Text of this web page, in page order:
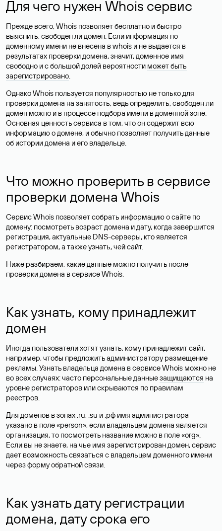
Для чего нужен Whois сервис
Прежде всего, Whois позволяет бесплатно и быстро
выяснить, свободен ли домен. Если информация по
доменному имени не внесена в whois и не выдается в
результатах проверки домена, значит, доменное имя
свободно и с большой долей вероятности может быть
зарегистрировано.
Однако Whois пользуется популярностью не только для
проверки домена на занятость, ведь определить, свободен ли
домен можно и в процессе подбора имени в доменной зоне.
Основная ценность сервиса в том, что он содержит всю
информацию о домене, и обычно позволяет получить данные
об истории домена и его владельце.
Что можно проверить в сервисе
проверки домена Whois
Сервис Whois позволяет собрать информацию о сайте по
домену: посмотреть возраст домена и дату, когда завершится
регистрация, актуальные DNS-серверы, кто является
регистратором, а также узнать, чей сайт.
Ниже разбираем, какие данные можно получить после
проверки домена в сервисе Whois.
Как узнать, кому принадлежит
домен
Иногда пользователи хотят узнать, кому принадлежит сайт,
например, чтобы предложить администратору размещение
рекламы. Узнать владельца домена в сервисе Whois можно не
во всех случаях: часто персональные данныезащищаются на
уровне регистраторов или скрываются по правилам
реестров.
Для доменов в зонах .ru, .su и .рф имя администратора
указано в поле «person», если владельцем домена является
организация, то посмотреть название можно в поле «org».
Если вы не знаете, на чье имя зарегистрирован домен, сервис
дает возможность связаться с владельцем доменного имени
через форму обратной связи.
Как узнать дату регистрации
домена, дату срока его